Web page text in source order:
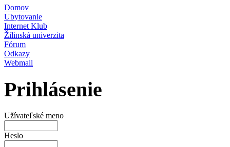
Domov
Ubytovanie
Internet Klub
Žilinská univerzita
Fórum
Odkazy
Webmail
Prihlásenie
Užívateľské meno
Heslo